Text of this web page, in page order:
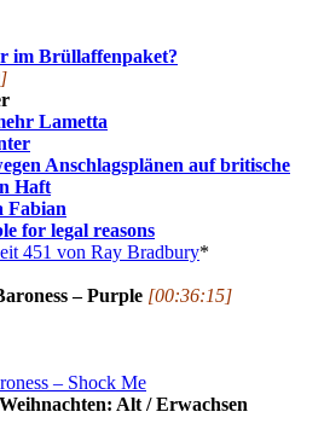
im Brüllaffenpaket?
Lametta
Anschlagsplänen auf britische
Haft
Fabian
for legal reasons
451 von Ray Bradbury*
– Purple [00:36:15]
– Shock Me
Alt / Erwachsen